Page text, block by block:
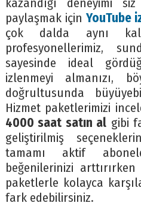
kazandığı deneyimi
paylaşmak için YouTube
çok dalda aynı
profesyonellerimiz,
sayesinde ideal
izlenmeyi almanızı,
doğrultusunda
Hizmet paketlerimizi
4000 saat satın al gibi
geliştirilmiş
tamamı aktif
beğenilerinizi
paketlerle kolayca
fark edebilirsiniz.